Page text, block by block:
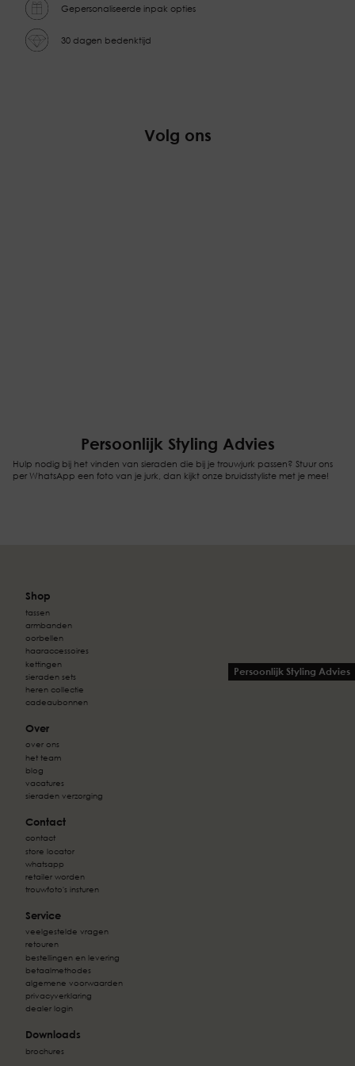
Persoonlijk Styling Advies
Gepersonaliseerde inpak opties
30 dagen bedenktijd
Volg ons
Persoonlijk Styling Advies
Hulp nodig bij het vinden van sieraden die bij je trouwjurk passen? Stuur ons
per WhatsApp een foto van je jurk, dan kijkt onze bruidsstyliste met je mee!
Shop
tassen
armbanden
oorbellen
haaraccessoires
kettingen
sieraden sets
heren collectie
cadeaubonnen
Over
over ons
het team
blog
vacatures
sieraden verzorging
Contact
contact
store locator
whatsapp
retailer worden
trouwfoto's insturen
Service
veelgestelde vragen
retouren
bestellingen en levering
betaalmethodes
algemene voorwaarden
privacyverklaring
dealer login
Downloads
brochures